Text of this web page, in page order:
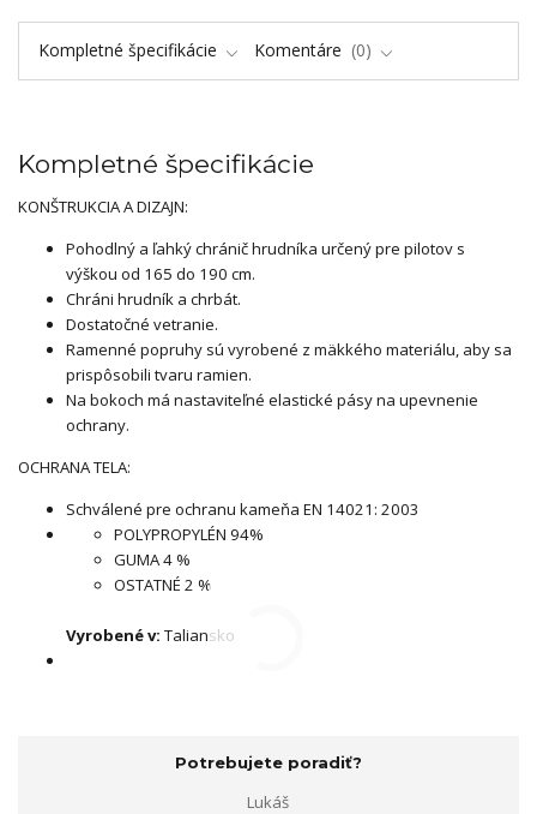
Kompletné špecifikácie Komentáre 0
Kompletné špecifikácie
KONŠTRUKCIA A DIZAJN:
Pohodlný a ľahký chránič hrudníka určený pre pilotov s
výškou od 165 do 190 cm.
Chráni hrudník a chrbát.
Dostatočné vetranie.
Ramenné popruhy sú vyrobené z mäkkého materiálu, aby sa
prispôsobili tvaru ramien.
Na bokoch má nastaviteľné elastické pásy na upevnenie
ochrany.
OCHRANA TELA:
Schválené pre ochranu kameňa EN 14021: 2003
POLYPROPYLÉN 94%
GUMA 4 %
OSTATNÉ 2 %
Vyrobené v: Taliansko
Potrebujete poradiť?
Lukáš